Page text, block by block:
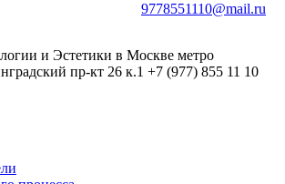
9778551110@mail.ru
и Эстетики в Москве метро
пр-кт 26 к.1 +7 (977) 855 11 10